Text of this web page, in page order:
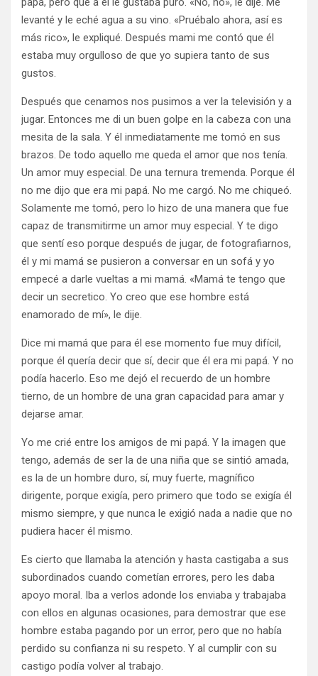
levanté y le eché agua a su vino. «Pruébalo ahora, así es
más rico», le expliqué. Después mami me contó que él
estaba muy orgulloso de que yo supiera tanto de sus
gustos.
Después que cenamos nos pusimos a ver la televisión y a
jugar. Entonces me di un buen golpe en la cabeza con una
mesita de la sala. Y él inmediatamente me tomó en sus
brazos. De todo aquello me queda el amor que nos tenía.
Un amor muy especial. De una ternura tremenda. Porque él
no me dijo que era mi papá. No me cargó. No me chiqueó.
Solamente me tomó, pero lo hizo de una manera que fue
capaz de transmitirme un amor muy especial. Y te digo
que sentí eso porque después de jugar, de fotografiarnos,
él y mi mamá se pusieron a conversar en un sofá y yo
empecé a darle vueltas a mi mamá. «Mamá te tengo que
decir un secretico. Yo creo que ese hombre está
enamorado de mí», le dije.
Dice mi mamá que para él ese momento fue muy difícil,
porque él quería decir que sí, decir que él era mi papá. Y no
podía hacerlo. Eso me dejó el recuerdo de un hombre
tierno, de un hombre de una gran capacidad para amar y
dejarse amar.
Yo me crié entre los amigos de mi papá. Y la imagen que
tengo, además de ser la de una niña que se sintió amada,
es la de un hombre duro, sí, muy fuerte, magnífico
dirigente, porque exigía, pero primero que todo se exigía él
mismo siempre, y que nunca le exigió nada a nadie que no
pudiera hacer él mismo.
Es cierto que llamaba la atención y hasta castigaba a sus
subordinados cuando cometían errores, pero les daba
apoyo moral. Iba a verlos adonde los enviaba y trabajaba
con ellos en algunas ocasiones, para demostrar que ese
hombre estaba pagando por un error, pero que no había
perdido su confianza ni su respeto. Y al cumplir con su
castigo podía volver al trabajo.